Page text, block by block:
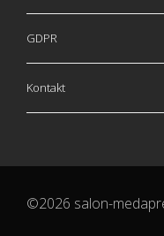
GDPR
Kontakt
©2026 salon-